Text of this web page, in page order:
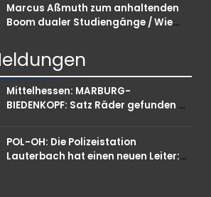
Marcus Aßmuth zum anhaltenden
Boom dualer Studiengänge / Wie
punkten können
Mittelhessen: MARBURG-
BIEDENKOPF: Satz Räder gefunden –
POL-OH: Die Polizeistation
Lauterbach hat einen neuen Leiter: